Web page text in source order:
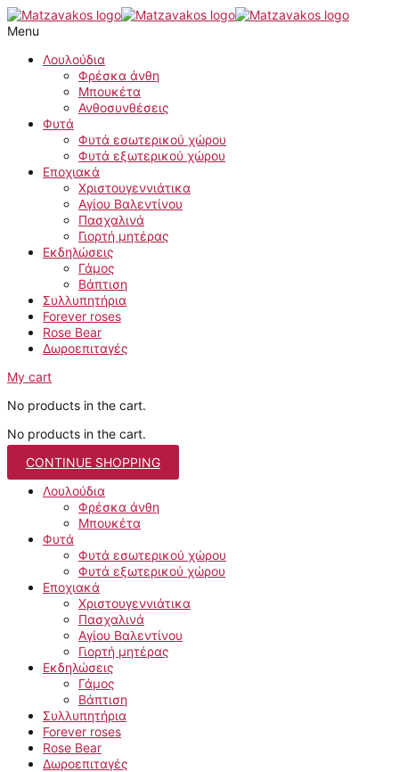
Skip
to
content
Menu
Λουλούδια
Φρέσκα άνθη
Μπουκέτα
Ανθοσυνθέσεις
Φυτά
Φυτά εσωτερικού χώρου
Φυτά εξωτερικού χώρου
Εποχιακά
Χριστουγεννιάτικα
Αγίου Βαλεντίνου
Πασχαλινά
Γιορτή μητέρας
Εκδηλώσεις
Γάμος
Βάπτιση
Συλλυπητήρια
Forever roses
Rose Bear
Δωροεπιταγές
My cart
No products in the cart.
No products in the cart.
CONTINUE SHOPPING
Λουλούδια
Φρέσκα άνθη
Μπουκέτα
Φυτά
Φυτά εσωτερικού χώρου
Φυτά εξωτερικού χώρου
Εποχιακά
Χριστουγεννιάτικα
Πασχαλινά
Αγίου Βαλεντίνου
Γιορτή μητέρας
Εκδηλώσεις
Γάμος
Βάπτιση
Συλλυπητήρια
Forever roses
Rose Bear
Δωροεπιταγές
Forever
Double
Red
quantity